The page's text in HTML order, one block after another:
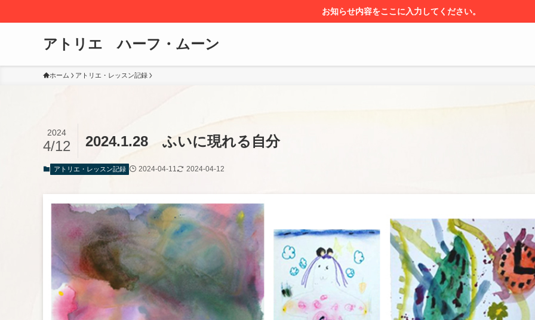
お知らせ内容をここに入力してください。
アトリエ ハーフ・ムーン
ホーム アトリエ・レッスン記録
2024.1.28 ふいに現れる自分
2024
4/12
アトリエ・レッスン記録 2024-04-11 2024-04-12